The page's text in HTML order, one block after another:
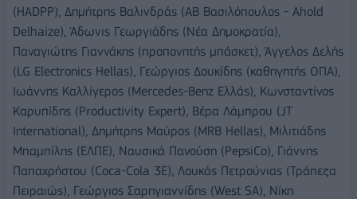
(HADPP), Δημήτρης Βαλινδράς (ΑΒ Βασιλόπουλος - Ahold
Delhaize), Άδωνις Γεωργιάδης (Νέα Δημοκρατία),
Παναγιώτης Γιαννάκης (προπονητής μπάσκετ), Άγγελος Δελής
(LG Electronics Hellas), Γεώργιος Δουκίδης (καθηγητής ΟΠΑ),
Ιωάννης Καλλίγερος (Mercedes-Benz Ελλάς), Κωνσταντίνος
Καρυπίδης (Productivity Expert), Βέρα Λάμπρου (JT
International), Δημήτρης Μαύρος (MRB Hellas), Μιλιτιάδης
Μπαμπίλης (ΕΛΠΕ), Ναυσικά Πανούση (PepsiCo), Γιάννης
Παπαχρήστου (Coca-Cola 3E), Λουκάς Πετρούνιας (Τράπεζα
Πειραιώς), Γεώργιος Σαρηγιαννίδης (West SA), Νίκη